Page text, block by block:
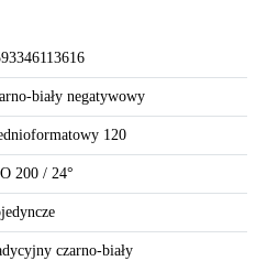
biały negatywowy
120
200 / 24°
czarno-biały